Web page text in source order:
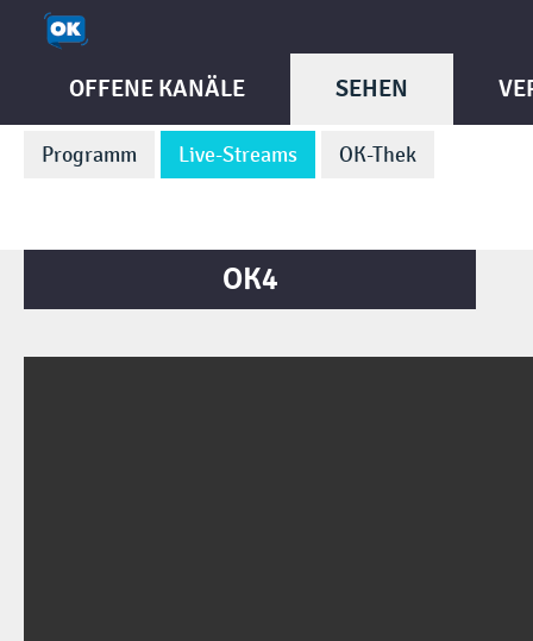
OFFENE KANÄLE SEHEN
Programm Live-Streams OK-Thek
OK4